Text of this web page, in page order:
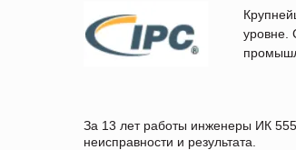
уровне.
За 13 лет работы инженеры ИК
неисправности и результата.